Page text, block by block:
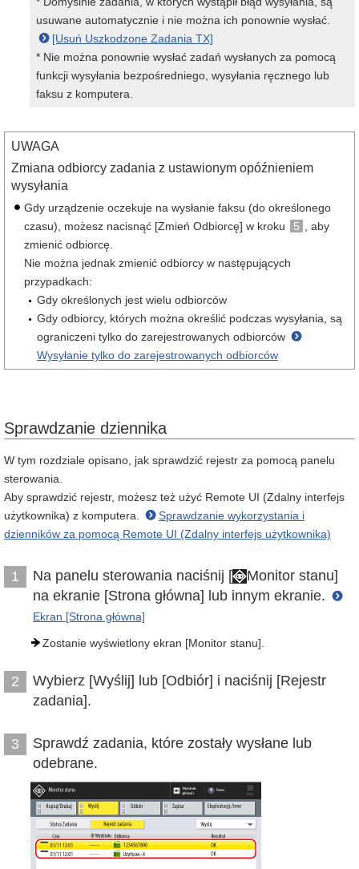
usuwane automatycznie i nie można ich ponownie wysłać.
[Usuń Uszkodzone Zadania TX]
* Nie można ponownie wysłać zadań wysłanych za pomocą
funkcji wysyłania bezpośredniego, wysyłania ręcznego lub
faksu z komputera.
UWAGA
Zmiana odbiorcy zadania z ustawionym opóźnieniem
wysyłania
Gdy urządzenie oczekuje na wysłanie faksu (do określonego
czasu), możesz nacisnąć [Zmień Odbiorcę] w kroku
5
, aby
zmienić odbiorcę.
Nie można jednak zmienić odbiorcy w następujących
przypadkach:
Gdy określonych jest wielu odbiorców
Gdy odbiorcy, których można określić podczas wysyłania, są
ograniczeni tylko do zarejestrowanych odbiorców
Wysyłanie tylko do zarejestrowanych odbiorców
Sprawdzanie dziennika
W tym rozdziale opisano, jak sprawdzić rejestr za pomocą panelu
sterowania.
Aby sprawdzić rejestr, możesz też użyć Remote UI (Zdalny interfejs
użytkownika) z komputera.
Sprawdzanie wykorzystania i
dzienników za pomocą Remote UI (Zdalny interfejs użytkownika)
1 Na panelu sterowania naciśnij [
Monitor stanu]
na ekranie [Strona główna] lub innym ekranie.
Ekran [Strona główna]
Zostanie wyświetlony ekran [Monitor stanu].
2
Wybierz [Wyślij] lub [Odbiór] i naciśnij [Rejestr
zadania].
3
Sprawdź zadania, które zostały wysłane lub
odebrane.